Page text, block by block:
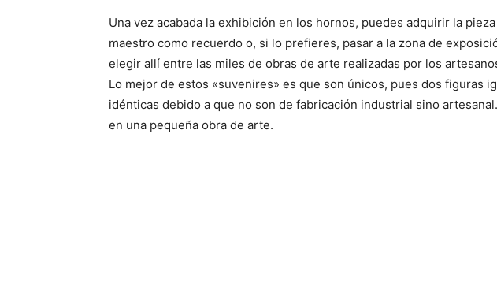
Una vez acabada la exhibición en los hornos, puedes adquirir la
maestro como recuerdo o, si lo prefieres, pasar a la zona de
elegir allí entre las miles de obras de arte realizadas por los
Lo mejor de estos «suvenires» es que son únicos, pues dos figuras
idénticas debido a que no son de fabricación industrial sino
en una pequeña obra de arte.